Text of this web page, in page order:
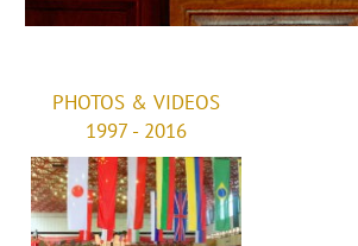
PHOTOS & VIDEOS
1997 - 2016